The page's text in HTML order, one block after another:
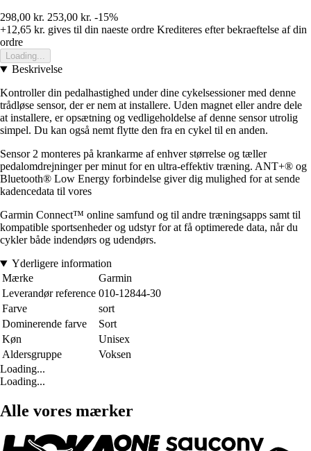
298,00 kr. 253,00 kr. -15%
+12,65 kr. gives til din naeste ordre Krediteres efter bekraeftelse af din
ordre
Loading...
Beskrivelse
Kontroller din pedalhastighed under dine cykelsessioner med denne
trådløse sensor, der er nem at installere. Uden magnet eller andre dele
at installere, er opsætning og vedligeholdelse af denne sensor utrolig
simpel. Du kan også nemt flytte den fra en cykel til en anden.
Sensor 2 monteres på krankarme af enhver størrelse og tæller
pedalomdrejninger per minut for en ultra-effektiv træning. ANT+® og
Bluetooth® Low Energy forbindelse giver dig mulighed for at sende
kadencedata til vores
Garmin Connect™ online samfund og til andre træningsapps samt til
kompatible sportsenheder og udstyr for at få optimerede data, når du
cykler både indendørs og udendørs.
Yderligere information
Mærke
Garmin
Leverandør reference 010-12844-30
Farve
sort
Dominerende farve
Sort
Køn
Unisex
Aldersgruppe
Voksen
Loading...
Loading...
Alle vores mærker